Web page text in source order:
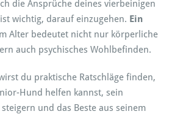
e:
T
i
p
f
ü
r
die Ansprüche deines vierbeinigen
wichtig, darauf einzugehen. Ein
Alter bedeutet nicht nur körperliche
auch psychisches Wohlbefinden.
du praktische Ratschläge finden,
Hund helfen kannst, sein
und das Beste aus seinem